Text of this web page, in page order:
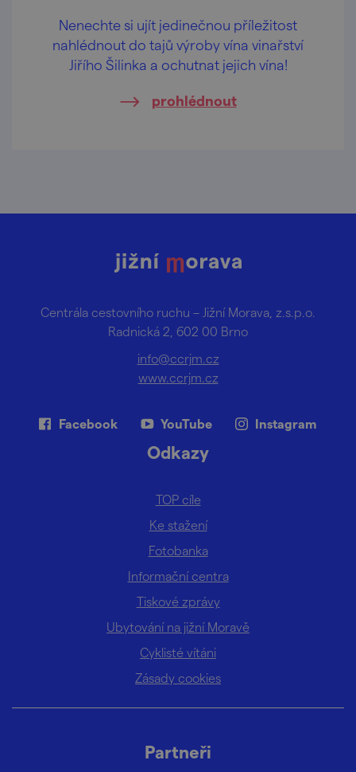
Nenechte si ujít jedinečnou příležitost
nahlédnout do tajů výroby vína vinařství
Jiřího Šilinka a ochutnat jejich vína!
prohlédnout
Centrála cestovního ruchu – Jižní Morava, z.s.p.o.
Radnická 2, 602 00 Brno
info@ccrjm.cz
www.ccrjm.cz
Facebook YouTube Instagram
Odkazy
TOP cíle
Ke stažení
Fotobanka
Informační centra
Tiskové zprávy
Ubytování na jižní Moravě
Cyklisté vítáni
Zásady cookies
Partneři